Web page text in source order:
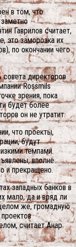
в том, что
Гаврилов считает,
это заморозка их
по окончании чего
директоров
Rossmils
зрения, пока
будет более
он не утратит.
что проекты,
будут
темпами.
вполне
и прекращено.
западных банков в
мало, да и вряд ли
же, громадную
считает Анар